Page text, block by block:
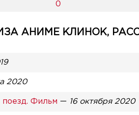
0
АНИМЕ КЛИНОК,
2020
Фильм — 16 октября 2020